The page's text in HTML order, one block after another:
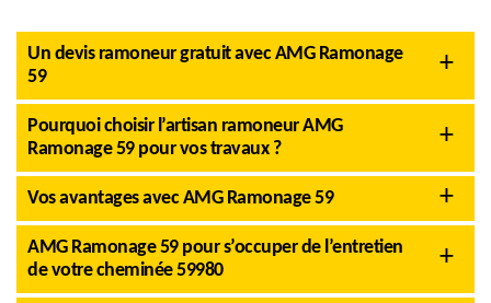
Un devis ramoneur gratuit avec AMG Ramonage
59
Pourquoi choisir l’artisan ramoneur AMG
Ramonage 59 pour vos travaux ?
Vos avantages avec AMG Ramonage 59
AMG Ramonage 59 pour s’occuper de l’entretien
de votre cheminée 59980